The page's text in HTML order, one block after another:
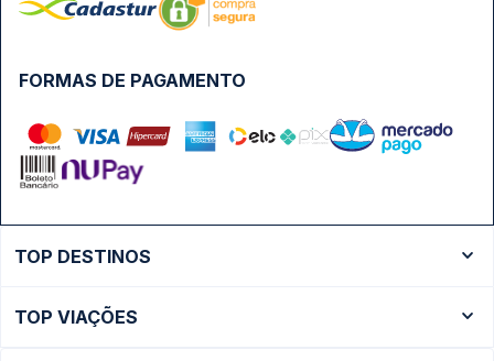
FORMAS DE PAGAMENTO
TOP DESTINOS
Ônibus São Paulo
TOP VIAÇÕES